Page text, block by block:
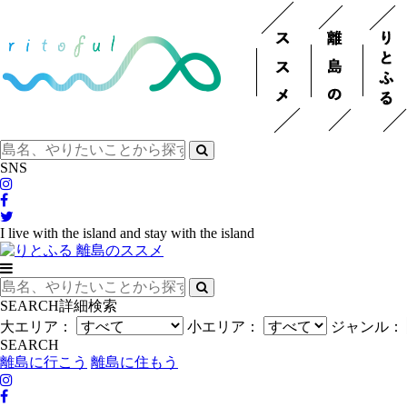
SNS
I live with the island and stay with the island
SEARCH詳細検索
大エリア：
小エリア： ジャンル：
SEARCH
離島に行こう 離島に住もう